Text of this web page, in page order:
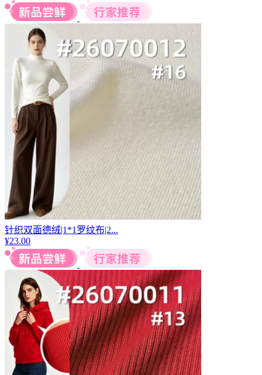
针织双面德绒|1*1罗纹布|2...
¥23.00